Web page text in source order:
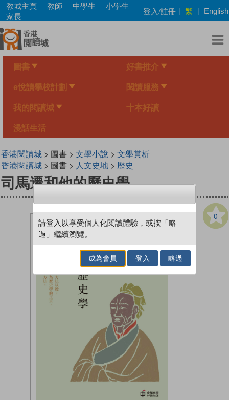
Skip
main
content
教城主頁 教師 中學生
小學生
家長
登入/註冊 | 繁 | English
圖書 好書推介
e悅讀學校計劃 閱讀服務
我的閱讀城 十本好讀
漫話生活
香港閱讀城> 圖書 > 文學小說 > 文學賞析
香港閱讀城> 圖書 > 人文史地> 歷史
司馬遷和他的歷史學
0
請登入以享受個人化閱讀體驗，或按「略
過」繼續瀏覽。
成為會員 登入 略過